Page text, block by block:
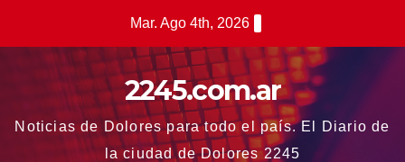
Mar. Ago 4th, 2026
2245.com.ar
Noticias de Dolores para todo el país. El Diario de
la ciudad de Dolores 2245